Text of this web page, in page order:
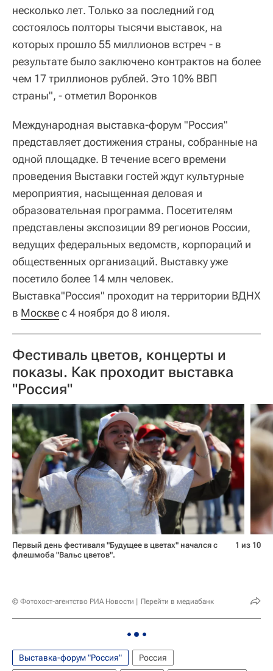
несколько лет. Только за последний год
состоялось полторы тысячи выставок, на
которых прошло 55 миллионов встреч - в
результате было заключено контрактов на более
чем 17 триллионов рублей. Это 10% ВВП
страны", - отметил Воронков
Международная выставка-форум "Россия"
представляет достижения страны, собранные на
одной площадке. В течение всего времени
проведения Выставки гостей ждут культурные
мероприятия, насыщенная деловая и
образовательная программа. Посетителям
представлены экспозиции 89 регионов России,
ведущих федеральных ведомств, корпораций и
общественных организаций. Выставку уже
посетило более 14 млн человек.
Выставка"Россия" проходит на территории ВДНХ
в Москвес 4 ноября до 8 июля.
Фестиваль цветов, концерты и
показы. Как проходит выставка
"Россия"
Первый день фестиваля "Будущее в цветах" начался с
флешмоба "Вальс цветов".
© Фотохост-агентство РИА Новости Перейти в медиабанк
1 из 10
Выставка-форум "Россия"
Россия